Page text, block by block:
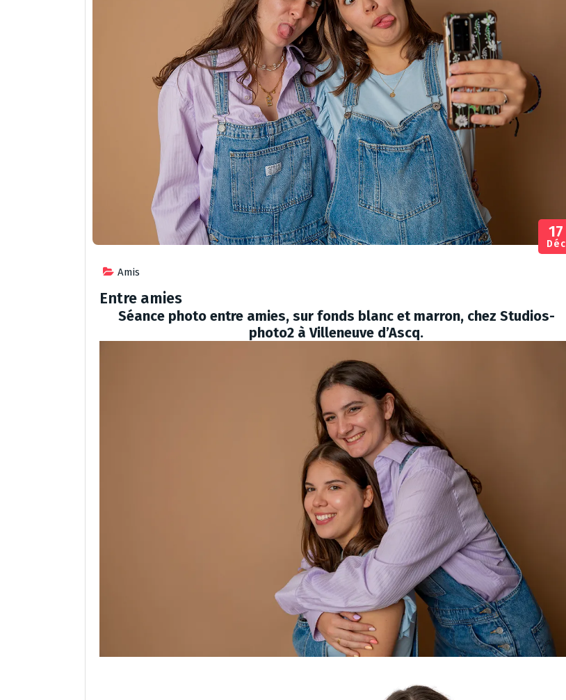
Amis
17
Déc
Entre amies
Séance photo entre amies, sur fonds blanc et marron, chez Studios-
photo2 à Villeneuve d’Ascq.